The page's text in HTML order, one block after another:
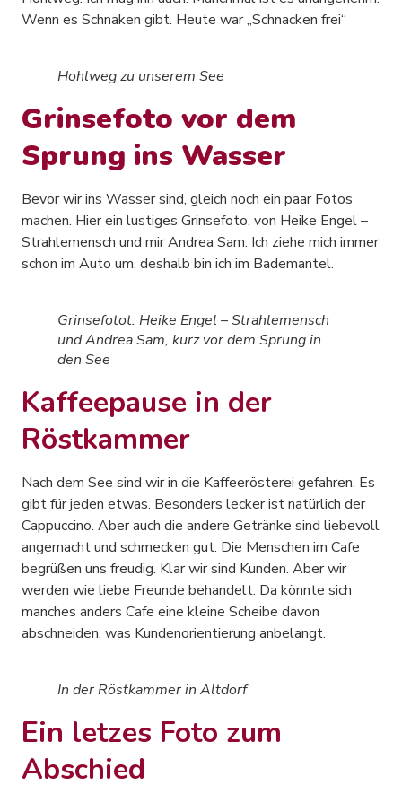
Wenn es Schnaken gibt. Heute war „Schnacken frei“
Hohlweg zu unserem See
Grinsefoto vor dem
Sprung ins Wasser
Bevor wir ins Wasser sind, gleich noch ein paar Fotos
machen. Hier ein lustiges Grinsefoto, von Heike Engel –
Strahlemensch und mir Andrea Sam. Ich ziehe mich immer
schon im Auto um, deshalb bin ich im Bademantel.
Grinsefotot: Heike Engel – Strahlemensch
und Andrea Sam, kurz vor dem Sprung in
den See
Kaffeepause in der
Röstkammer
Nach dem See sind wir in die Kaffeerösterei gefahren. Es
gibt für jeden etwas. Besonders lecker ist natürlich der
Cappuccino. Aber auch die andere Getränke sind liebevoll
angemacht und schmecken gut. Die Menschen im Cafe
begrüßen uns freudig. Klar wir sind Kunden. Aber wir
werden wie liebe Freunde behandelt. Da könnte sich
manches anders Cafe eine kleine Scheibe davon
abschneiden, was Kundenorientierung anbelangt.
In der Röstkammer in Altdorf
Ein letzes Foto zum
Abschied